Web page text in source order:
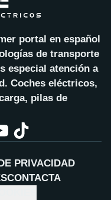
portal en español
de transporte
especial atención a
Coches eléctricos,
pilas de
PRIVACIDAD
CONTACTA